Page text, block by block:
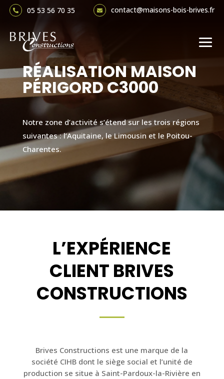
 05 53 56 70 35  contact@maisons-bois-brives.fr
RÉALISATION MAISON
PÉRIGORD C3000
Notre zone d’activité s’étend sur les trois régions
suivantes : l’Aquitaine, le Limousin et le Poitou-
Charentes.
L’EXPÉRIENCE
CLIENT BRIVES
CONSTRUCTIONS
Brives Constructions est une marque de la
société CIHB dont le siège social et l’unité de
production se situe à Saint-Pardoux-la-Rivière en